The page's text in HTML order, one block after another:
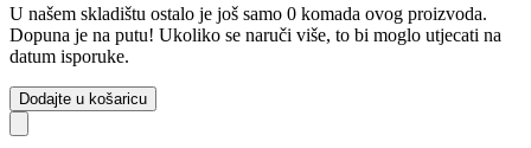
U našem skladištu ostalo je još samo 0 komada ovog proizvoda.
Dopuna je na putu! Ukoliko se naruči više, to bi moglo utjecati na
datum isporuke.
Dodajte u košaricu